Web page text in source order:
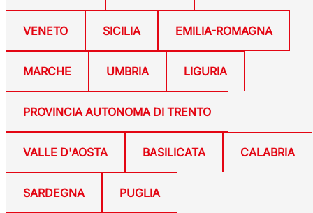
VENETO SICILIA EMILIA-ROMAGNA
MARCHE UMBRIA LIGURIA
PROVINCIA AUTONOMA DI TRENTO
VALLE D'AOSTA BASILICATA CALABRIA
SARDEGNA PUGLIA